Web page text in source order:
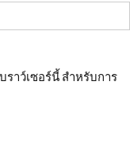
าว์เซอร์นี้ สำหรับการ